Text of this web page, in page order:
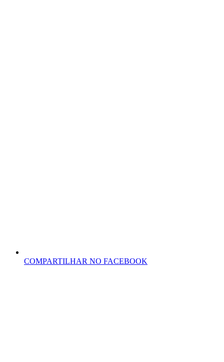
COMPARTILHAR NO FACEBOOK